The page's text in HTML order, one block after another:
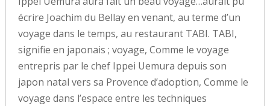
écrire Joachim du Bellay en venant, au terme d’un
voyage dans le temps, au restaurant TABI. TABI,
signifie en japonais ; voyage, Comme le voyage
entrepris par le chef Ippei Uemura depuis son
japon natal vers sa Provence d’adoption, Comme le
voyage dans l’espace entre les techniques